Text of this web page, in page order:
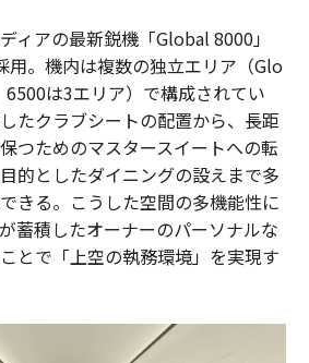
ィアの最新鋭機「Global 8000」
用。機内は複数の独立エリア（Glo
は3エリア）で構成されてい
たクラブシートの配置から、長距
つためのマスタースイートへの転
的としたダイニングの設えまで多
きる。こうした空間の多機能性に
蓄積したオーナーのパーソナルな
とで「上空の執務環境」を実現す